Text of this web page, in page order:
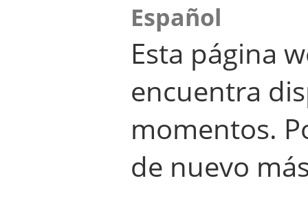
Español
Esta página
encuentra
momentos.
de nuevo